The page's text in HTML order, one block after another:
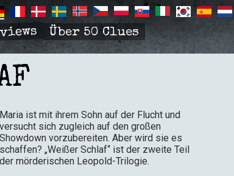
Über 50 Clues
Maria ist mit ihrem Sohn auf der Flucht und
versucht sich zugleich auf den großen
Showdown vorzubereiten. Aber wird sie es
schaffen? „Weißer Schlaf“ ist der zweite Teil
der mörderischen Leopold-Trilogie.